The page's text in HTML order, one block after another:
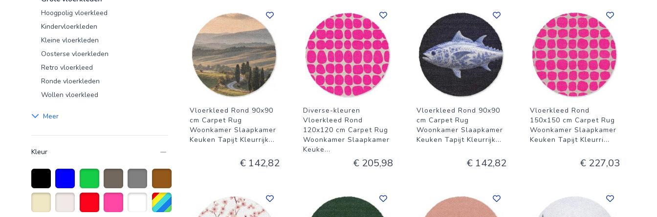
Hoogpolig vloerkleed
Kindervloerkleden
Kleine vloerkleden
Oosterse vloerkleden
Retro vloerkleed
Ronde vloerkleden
Wollen vloerkleed
Meer
Kleur
Zwart Blauw Groen taupe Grijs Bruin
Vloerkleed Rond 90x90
cm Carpet Rug
Woonkamer Slaapkamer
Keuken Tapijt Kleurrijk...
€ 142,82
Diverse-kleuren
Vloerkleed Rond
120x120 cm Carpet Rug
Woonkamer Slaapkamer
Keuke...
€ 205,98
Vloerkleed Rond 90x90
cm Carpet Rug
Woonkamer Slaapkamer
Keuken Tapijt Kleurrijk...
€ 142,82
Vloerkleed Rond
150x150 cm Carpet Rug
Woonkamer Slaapkamer
Keuken Tapijt Kleurri...
€ 227,03